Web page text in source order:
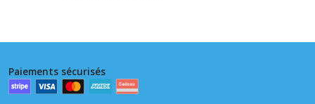
Paiements sécurisés